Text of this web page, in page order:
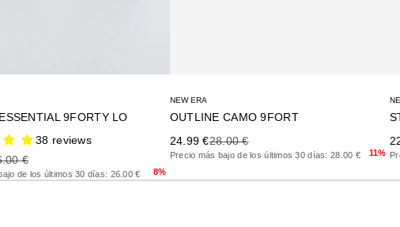
9FORTY LO
38 reviews
anterior
€
de los últimos 30 días: 26.00 € 8%
NEW ERA
OUTLINE CAMO 9FORT
Precio de oferta
24.99 €Precio anterior
28.00 €
Precio más bajo de los últimos 30 días: 28.00 € 11%